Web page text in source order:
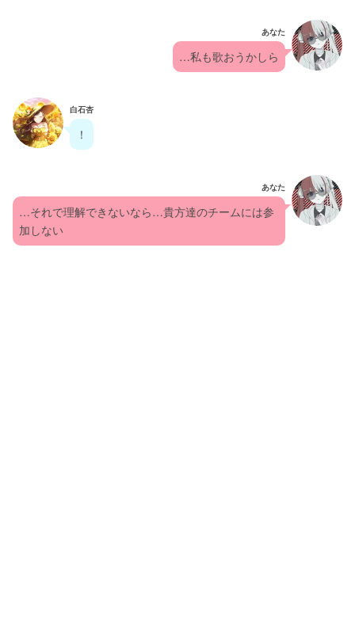
あなた
…私も歌おうかしら
白石杏
！
あなた
…それで理解できないなら…貴方達のチームには参
加しない